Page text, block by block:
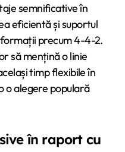
semnificative în
eficientă și suportul
precum 4-4-2.
să mențină o linie
timp flexibile în
o alegere populară
în raport cu